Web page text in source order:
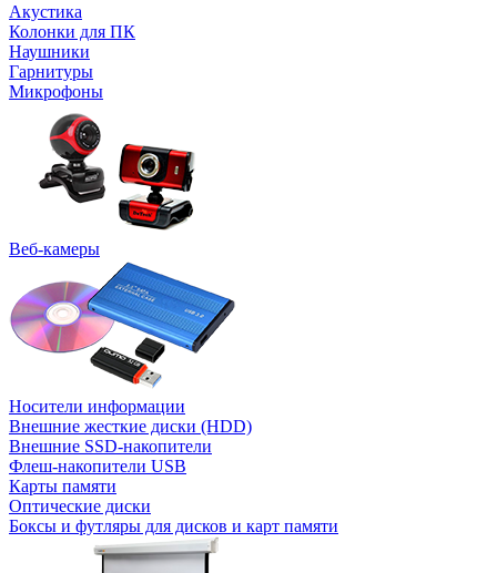
Акустика
Колонки для ПК
Наушники
Гарнитуры
Микрофоны
Веб-камеры
Носители информации
Внешние жесткие диски (HDD)
Внешние SSD-накопители
Флеш-накопители USB
Карты памяти
Оптические диски
Боксы и футляры для дисков и карт памяти